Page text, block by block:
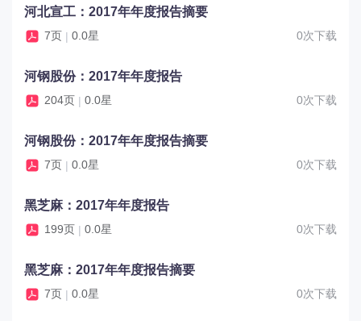
河北宣工：2017年年度报告摘要
7页 | 0.0星 0次下载
河钢股份：2017年年度报告
204页 | 0.0星 0次下载
河钢股份：2017年年度报告摘要
7页 | 0.0星 0次下载
黑芝麻：2017年年度报告
199页 | 0.0星 0次下载
黑芝麻：2017年年度报告摘要
7页 | 0.0星 0次下载